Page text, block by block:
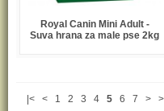
Royal Canin Mini Adult -
Suva hrana za male pse 2kg
|< < 1 2 3 4 5 6 7 >